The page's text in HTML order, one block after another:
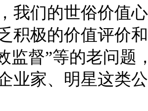
我们的世俗价值
积极的价值评价
监督”等的老问
业家、明星这类